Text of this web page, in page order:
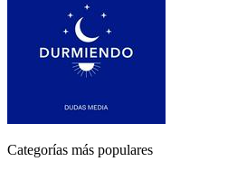
Categorías más populares